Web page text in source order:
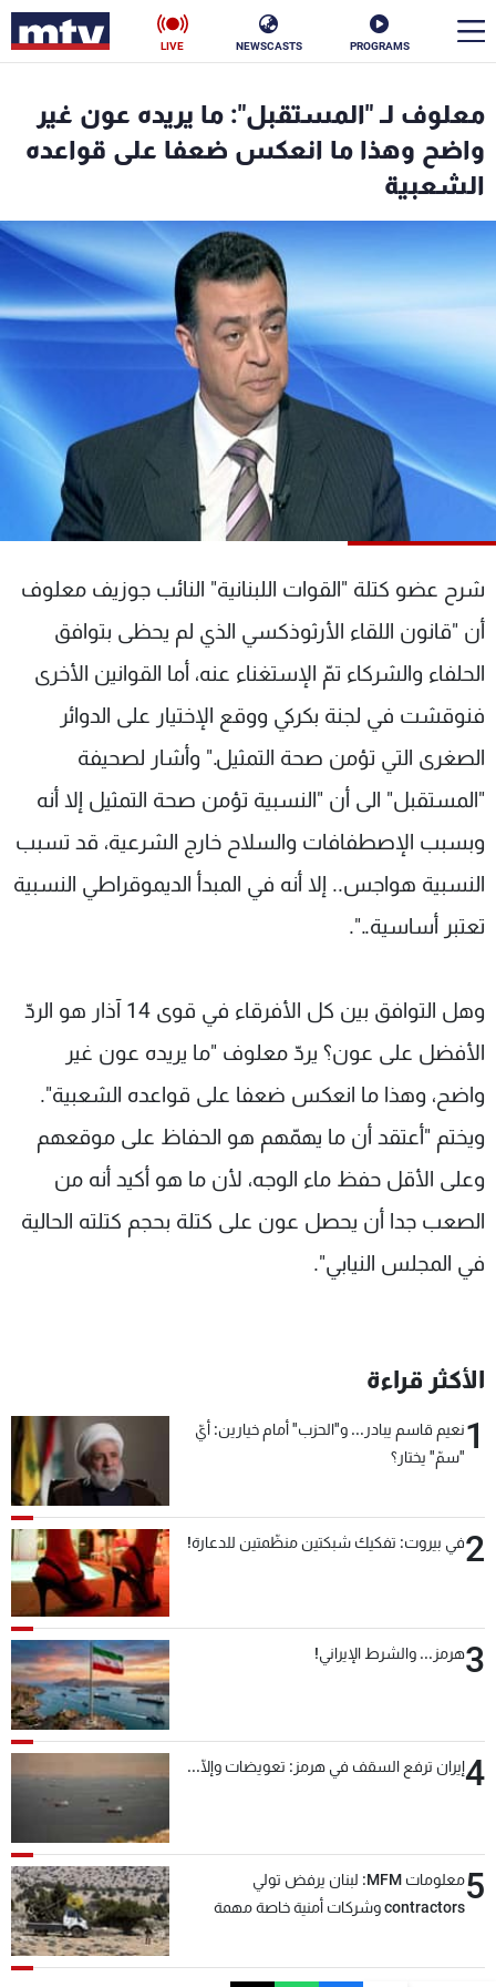
PROGRAMS
NEWSCASTS
LIVE
معلوف لـ "المستقبل": ما يريده عون غير
واضح وهذا ما انعكس ضعفا على قواعده
الشعبية
شرح عضو كتلة "القوات اللبنانية" النائب جوزيف معلوف
أن "قانون اللقاء الأرثوذكسي الذي لم يحظى بتوافق
الحلفاء والشركاء تمّ الإستغناء عنه، أما القوانين الأخرى
فنوقشت في لجنة بكركي ووقع الإختيار على الدوائر
الصغرى التي تؤمن صحة التمثيل." وأشار لصحيفة
"المستقبل" الى أن "النسبية تؤمن صحة التمثيل إلا أنه
وبسبب الإصطفافات والسلاح خارج الشرعية، قد تسبب
النسبية هواجس.. إلا أنه في المبدأ الديموقراطي النسبية
تعتبر أساسية..".
وهل التوافق بين كل الأفرقاء في قوى 14 آذار هو الردّ
الأفضل على عون؟ يردّ معلوف "ما يريده عون غير
واضح، وهذا ما انعكس ضعفا على قواعده الشعبية".
ويختم "أعتقد أن ما يهمّهم هو الحفاظ على موقعهم
وعلى الأقل حفظ ماء الوجه، لأن ما هو أكيد أنه من
الصعب جدا أن يحصل عون على كتلة بحجم كتلته الحالية
في المجلس النيابي".
الأكثر قراءة
1نعيم قاسم يبادر... و"الحزب" أمام خيارين: أيّ
"سمّ" يختار؟
2في بيروت: تفكيك شبكتين منظّمتين للدعارة!
3هرمز... والشرط الإيراني!
4إيران ترفع السقف في هرمز: تعويضات وإلّا...
5
معلومات MFM: لبنان يرفض تولي
contractors وشركات أمنية خاصة مهمة
الأخبار
سياسة
إقتصاد فن
منوعات رياضة
كأس العالم
البرامج
جدول البرامج
شاهد البرامج
الترددات
عن MTV
الإنـتـاج
لاعلاناتكم
وظائف
تواصل معنا
شروط الإسـتخدام